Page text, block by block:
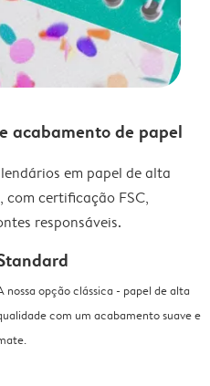
acabamento de papel
em papel de alta
com certificação FSC,
responsáveis.
nossa opção clássica - papel de alta
com um acabamento suave e